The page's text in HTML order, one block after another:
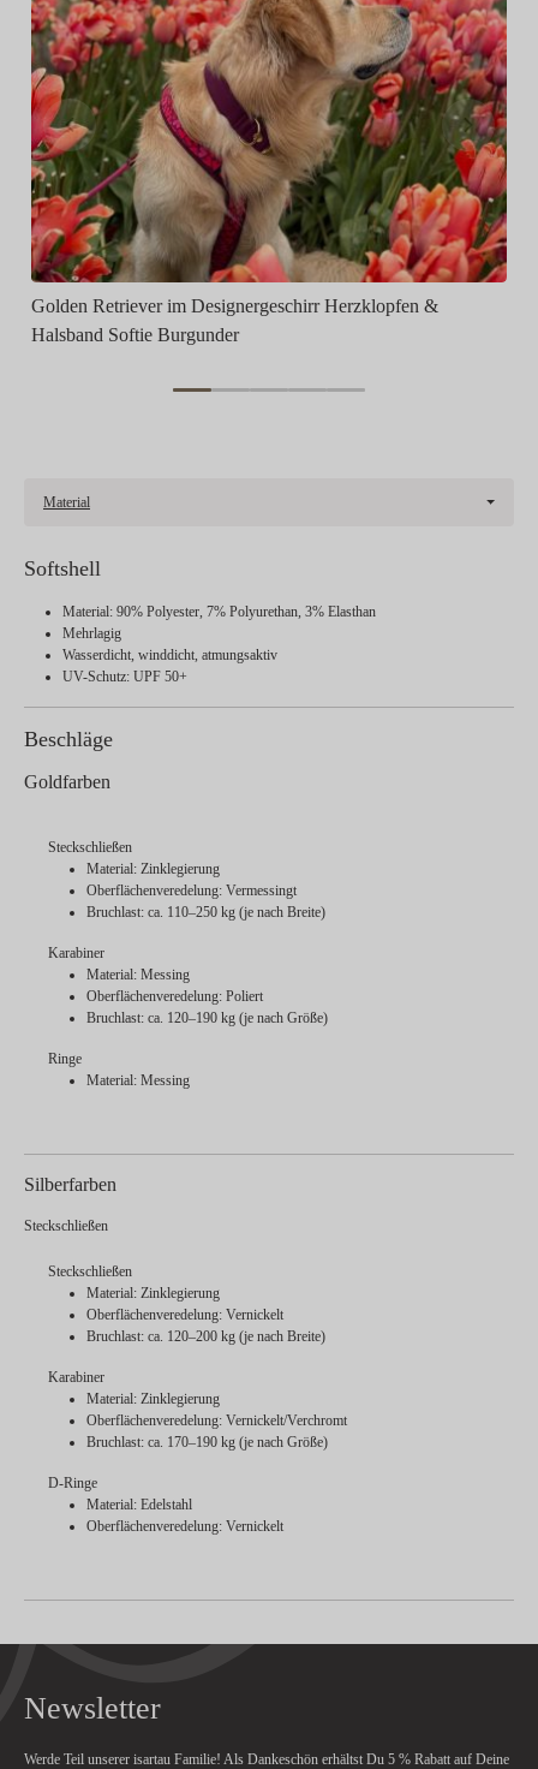
Golden Retriever im Designergeschirr Herzklopfen &
Halsband Softie Burgunder
Material
Softshell
Material: 90% Polyester, 7% Polyurethan, 3% Elasthan
Mehrlagig
Wasserdicht, winddicht, atmungsaktiv
UV-Schutz: UPF 50+
Beschläge
Goldfarben
Steckschließen
Material: Zinklegierung
Oberflächenveredelung: Vermessingt
Bruchlast: ca. 110–250 kg (je nach Breite)
Karabiner
Material: Messing
Oberflächenveredelung: Poliert
Bruchlast: ca. 120–190 kg (je nach Größe)
Ringe
Material: Messing
Silberfarben
Steckschließen
Steckschließen
Material: Zinklegierung
Oberflächenveredelung: Vernickelt
Bruchlast: ca. 120–200 kg (je nach Breite)
Karabiner
Material: Zinklegierung
Oberflächenveredelung: Vernickelt/Verchromt
Bruchlast: ca. 170–190 kg (je nach Größe)
D-Ringe
Material: Edelstahl
Oberflächenveredelung: Vernickelt
Newsletter
Werde Teil unserer isartau Familie! Als Dankeschön erhältst Du 5 % Rabatt auf Deine